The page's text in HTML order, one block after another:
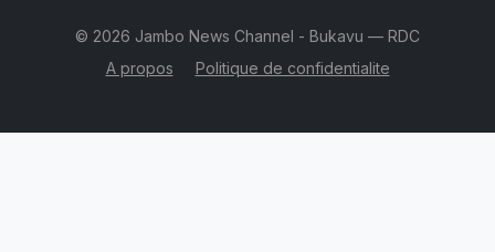
© 2026 Jambo News Channel - Bukavu — RDC
A propos
Politique de confidentialite